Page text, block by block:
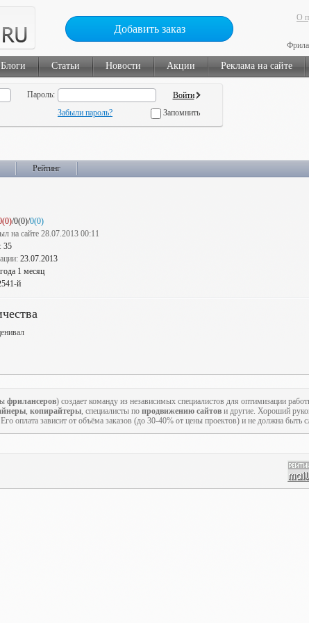
Добавить заказ
О
Блоги Статьи Новости Акции Реклама на сайте
Пароль:
Забыли пароль? Запомнить
Рейтинг
/0(0)/0(0)
на сайте 28.07.2013 00:11
35
23.07.2013
1 месяц
й
фрилансеров) создает команду из независимых специалистов для оптимизации
, копирайтеры, специалисты по продвижению сайтов и другие. Хороший
оплата зависит от объёма заказов (до 30-40% от цены проектов) и не должна быть